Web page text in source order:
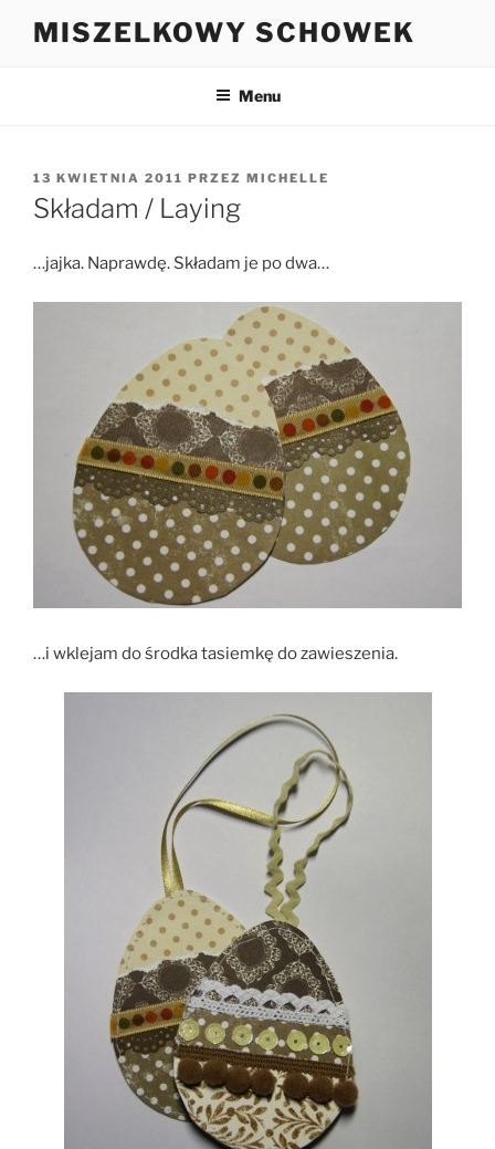
MISZELKOWY SCHOWEK
Menu
OPUBLIKOWANE
W
13 KWIETNIA 2011 PRZEZ MICHELLE
Składam / Laying
…jajka. Naprawdę. Składam je po dwa…
…i wklejam do środka tasiemkę do zawieszenia.